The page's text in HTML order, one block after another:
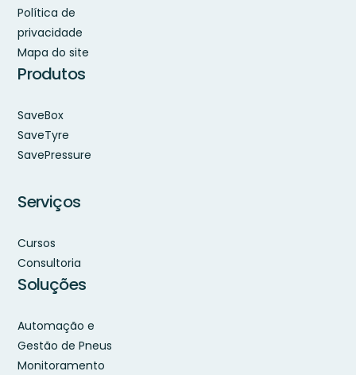
Política de
privacidade
Mapa do site
Produtos
SaveBox
SaveTyre
SavePressure
Serviços
Cursos
Consultoria
Soluções
Automação e
Gestão de Pneus
Monitoramento